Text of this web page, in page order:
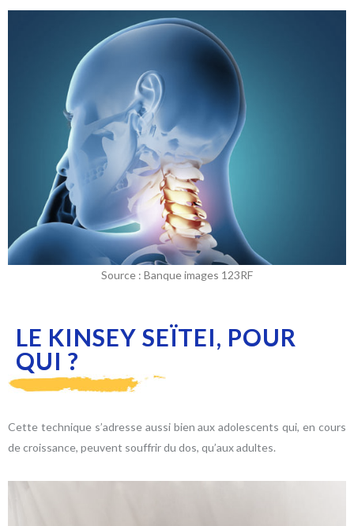
Source : Banque images 123RF
LE KINSEY SEÏTEI, POUR
QUI ?
Cette technique s’adresse aussi bien aux adolescents qui, en cours
de croissance, peuvent souffrir du dos, qu’aux adultes.